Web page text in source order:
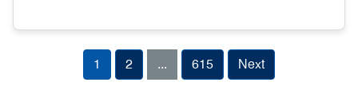
1 2 ... 615 Next